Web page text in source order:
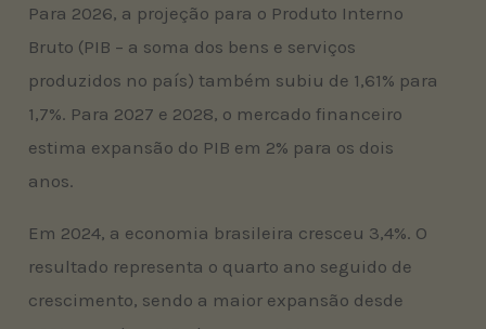
Para 2026, a projeção para o Produto Interno
Bruto (PIB – a soma dos bens e serviços
produzidos no país) também subiu de 1,61% para
1,7%. Para 2027 e 2028, o mercado financeiro
estima expansão do PIB em 2% para os dois
anos.
Em 2024, a economia brasileira cresceu 3,4%. O
resultado representa o quarto ano seguido de
crescimento, sendo a maior expansão desde